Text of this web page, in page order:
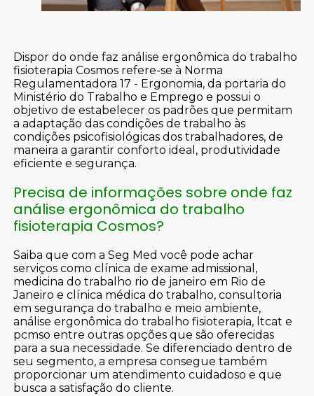
Dispor do onde faz análise ergonômica do trabalho
fisioterapia Cosmos refere-se à Norma
Regulamentadora 17 - Ergonomia, da portaria do
Ministério do Trabalho e Emprego e possui o
objetivo de estabelecer os padrões que permitam
a adaptação das condições de trabalho às
condições psicofisiológicas dos trabalhadores, de
maneira a garantir conforto ideal, produtividade
eficiente e segurança.
Precisa de informações sobre onde faz
análise ergonômica do trabalho
fisioterapia Cosmos?
Saiba que com a Seg Med você pode achar
serviços como clínica de exame admissional,
medicina do trabalho rio de janeiro em Rio de
Janeiro e clínica médica do trabalho, consultoria
em segurança do trabalho e meio ambiente,
análise ergonômica do trabalho fisioterapia, ltcat e
pcmso entre outras opções que são oferecidas
para a sua necessidade. Se diferenciado dentro de
seu segmento, a empresa consegue também
proporcionar um atendimento cuidadoso e que
busca a satisfação do cliente.